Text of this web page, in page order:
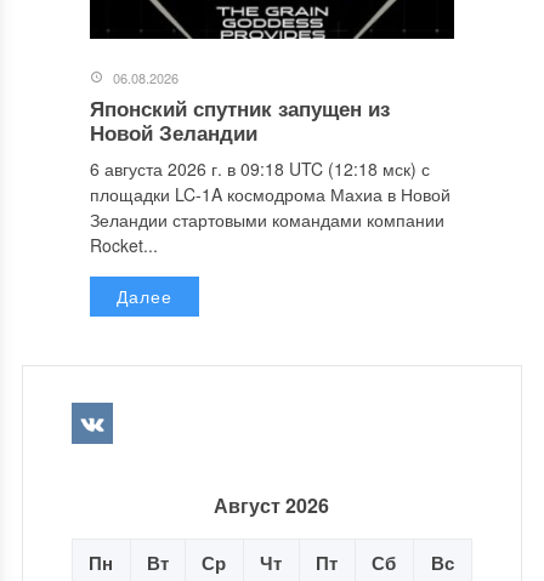
06.08.2026
Японский спутник запущен из
Новой Зеландии
6 августа 2026 г. в 09:18 UTC (12:18 мск) с
площадки LC-1A космодрома Махиа в Новой
Зеландии стартовыми командами компании
Rocket...
Далее
Август 2026
Пн Вт Ср Чт Пт Сб Вс